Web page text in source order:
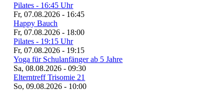
Pilates - 16:45 Uhr
Fr, 07.08.2026 - 16:45
Happy Bauch
Fr, 07.08.2026 - 18:00
Pilates - 19:15 Uhr
Fr, 07.08.2026 - 19:15
Yoga für Schulanfänger ab 5 Jahre
Sa, 08.08.2026 - 09:30
Elterntreff Trisomie 21
So, 09.08.2026 - 10:00